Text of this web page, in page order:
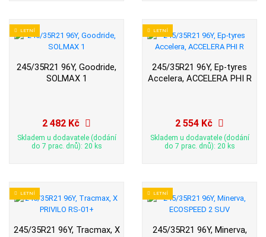
LETNÍ
245/35R21 96Y, Goodride,
SOLMAX 1
2 482 Kč
Skladem u dodavatele (dodání
do 7 prac. dnů): 20 ks
LETNÍ
245/35R21 96Y, Ep-tyres
Accelera, ACCELERA PHI R
2 554 Kč
Skladem u dodavatele (dodání
do 7 prac. dnů): 20 ks
LETNÍ
245/35R21 96Y, Tracmax, X
LETNÍ
245/35R21 96Y, Minerva,